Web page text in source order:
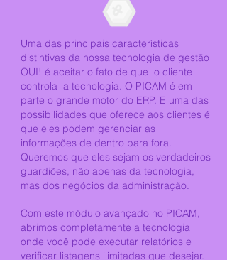
Uma das principais características
distintivas da nossa tecnologia de gestão
OUI! é aceitar o fato de que o cliente
controla a tecnologia. O PICAM é em
parte o grande motor do ERP. E uma das
possibilidades que oferece aos clientes é
que eles podem gerenciar as
informações de dentro para fora.
Queremos que eles sejam os verdadeiros
guardiões, não apenas da tecnologia,
mas dos negócios da administração.
Com este módulo avançado no PICAM,
abrimos completamente a tecnologia
onde você pode executar relatórios e
verificar listagens ilimitadas que desejar.